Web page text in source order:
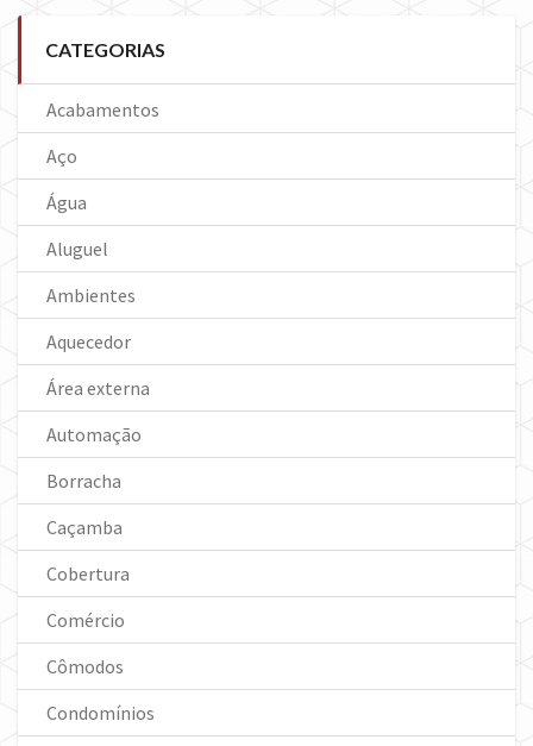
CATEGORIAS
Acabamentos
Aço
Água
Aluguel
Ambientes
Aquecedor
Área externa
Automação
Borracha
Caçamba
Cobertura
Comércio
Cômodos
Condomínios